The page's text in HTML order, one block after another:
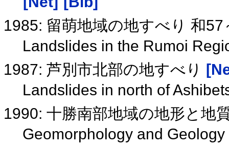
1985: 留萌地域の地すべり 和
Landslides in the Rumoi
1987: 芦別市北部の地すべり
Landslides in north of
1990: 十勝南部地域の地形と地
Geomorphology and